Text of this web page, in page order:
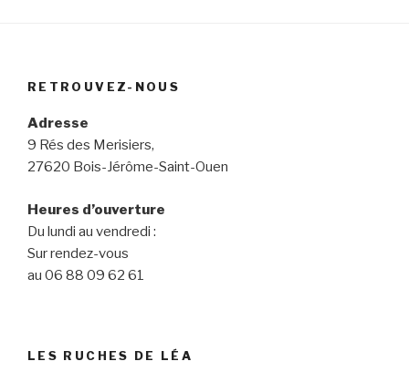
RETROUVEZ-NOUS
Adresse
9 Rés des Merisiers,
27620 Bois-Jérôme-Saint-Ouen
Heures d’ouverture
Du lundi au vendredi :
Sur rendez-vous
au 06 88 09 62 61
LES RUCHES DE LÉA